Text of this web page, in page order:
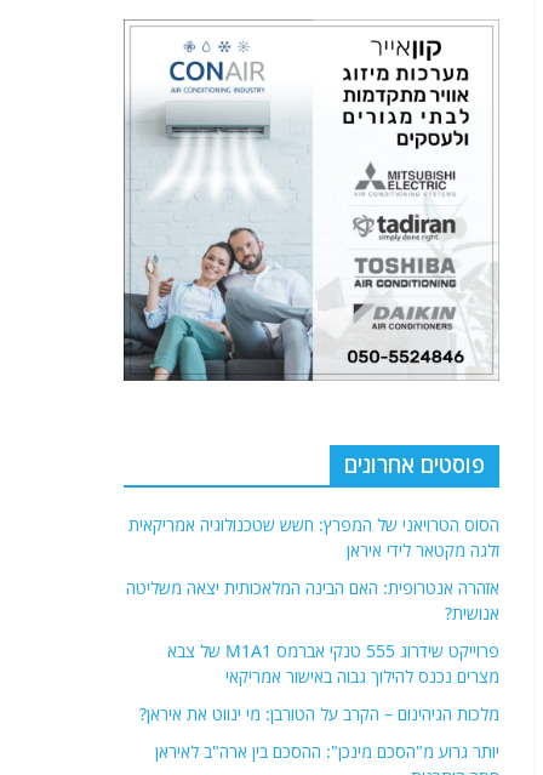
פוסטים אחרונים
הסוס הטרויאני של המפרץ: חשש שטכנולוגיה אמריקאית
זלגה מקטאר לידי איראן
אזהרה אנטרופית: האם הבינה המלאכותית יצאה משליטה
אנושית?
פרוייקט שידרוג 555 טנקי אברמס M1A1 של צבא
מצרים נכנס להילוך גבוה באישור אמריקאי
מלכות הגיהינום – הקרב על הטורבן: מי ינווט את איראן?
יותר גרוע מ"הסכם מינכן": ההסכם בין ארה"ב לאיראן